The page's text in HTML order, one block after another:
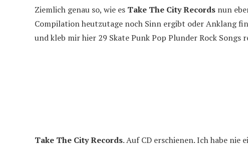
Ziemlich genau so, wie es Take The City Records nun
Compilation heutzutage noch Sinn ergibt oder Anklang
und kleb mir hier 29 Skate Punk Pop Plunder Rock Songs
Take The City Records. Auf CD erschienen. Ich habe nie